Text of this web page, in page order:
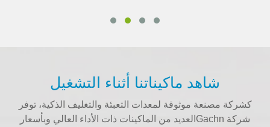
شاهد ماكيناتنا أثناء التشغيل
كشركة مصنعة موثوقة لمعدات التعبئة والتغليف الذكية، توفر
شركة Gachnالعديد من الماكينات ذات الأداء العالي وبأسعار